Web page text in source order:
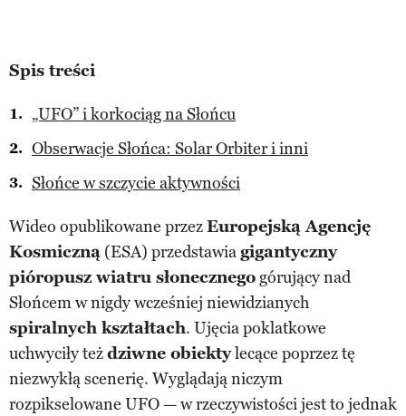
Spis treści
„UFO” i korkociąg na Słońcu
Obserwacje Słońca: Solar Orbiter i inni
Słońce w szczycie aktywności
Wideo opublikowane przezEuropejską Agencję
Kosmiczną (ESA) przedstawiagigantyczny
pióropusz wiatru słonecznego górujący nad
Słońcem w nigdy wcześniej niewidzianych
spiralnych kształtach. Ujęcia poklatkowe
uchwyciły teżdziwne obiektylecące poprzez tę
niezwykłą scenerię. Wyglądają niczym
rozpikselowane UFO — w rzeczywistości jest to jednak